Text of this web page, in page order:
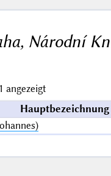
Národní
angezeigt